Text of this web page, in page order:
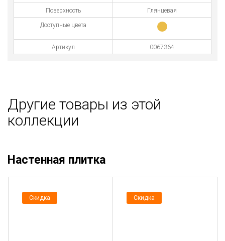
Поверхность Глянцевая
Доступные цвета
Артикул 0067364
Другие товары из этой
коллекции
Настенная плитка
Скидка Скидка